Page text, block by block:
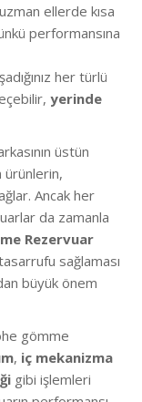
ellerde kısa
performansına
her türlü
yerinde
üstün
ürünlerin,
Ancak her
da zamanla
Rezervuar
sağlaması
büyük önem
gömme
, iç mekanizma
gibi işlemleri